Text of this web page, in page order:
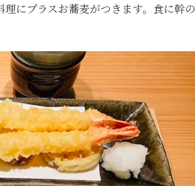
理にプラスお蕎麦がつきます。食に幹の